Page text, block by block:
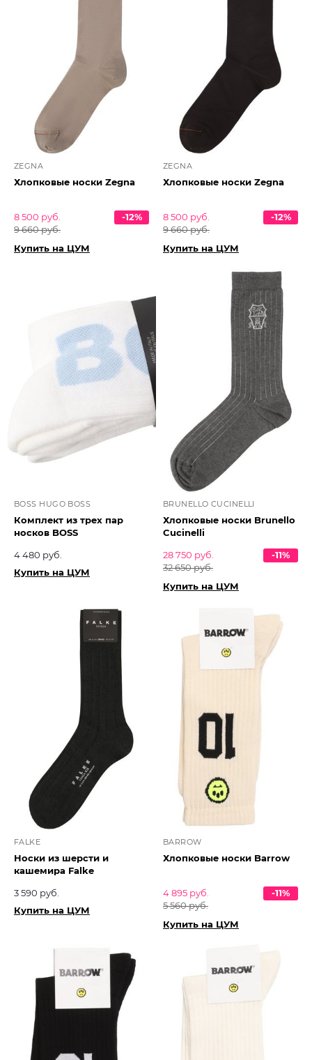
ZEGNA
Хлопковые носки Zegna
8 500 руб.
9 660 руб.
-12%
Купить на ЦУМ
ZEGNA
Хлопковые носки Zegna
8 500 руб.
9 660 руб.
-12%
Купить на ЦУМ
BOSS HUGO BOSS
Комплект из трех пар
носков BOSS
4 480 руб.
Купить на ЦУМ
BRUNELLO CUCINELLI
Хлопковые носки Brunello
Cucinelli
28 750 руб.
32 650 руб.
-11%
Купить на ЦУМ
FALKE
Носки из шерсти и
кашемира Falke
3 590 руб.
Купить на ЦУМ
BARROW
Хлопковые носки Barrow
4 895 руб.
5 560 руб.
-11%
Купить на ЦУМ